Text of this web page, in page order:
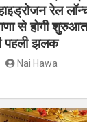
रेल
से होगी
पहली झलक
Nai Hawa